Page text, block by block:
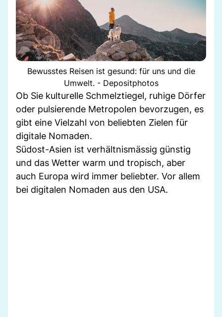
Bewusstes Reisen ist gesund: für uns und die
Umwelt. - Depositphotos
Ob Sie kulturelle Schmelztiegel, ruhige Dörfer
oder pulsierende Metropolen bevorzugen, es
gibt eine Vielzahl von beliebten Zielen für
digitale Nomaden.
Südost-Asien ist verhältnismässig günstig
und das Wetter warm und tropisch, aber
auch Europa wird immer beliebter. Vor allem
bei digitalen Nomaden aus den USA.